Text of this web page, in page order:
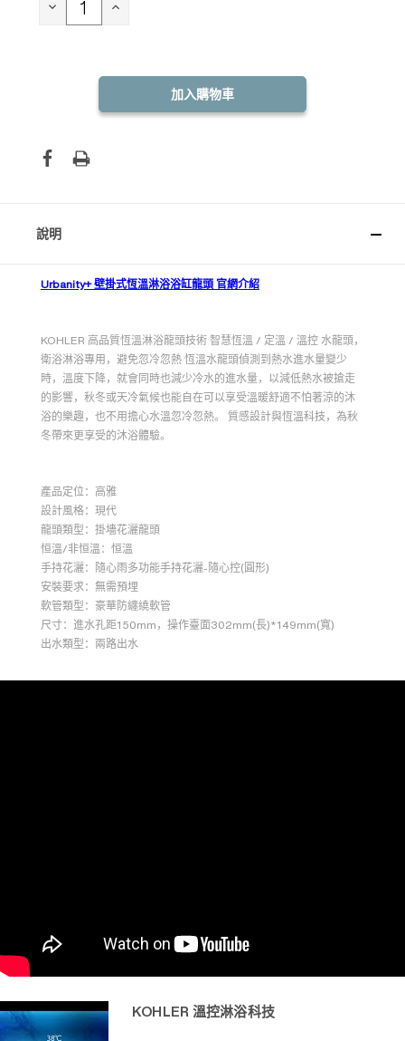
存：
減 增
說明
Urbanity+ 壁掛式恆溫淋浴浴缸龍頭 官網介紹
KOHLER 高品質恆溫淋浴龍頭技術 智慧恆溫 / 定溫 / 溫控 水龍頭，
衛浴淋浴專用，避免忽冷忽熱 恆溫水龍頭偵測到熱水進水量變少
時，溫度下降，就會同時也減少冷水的進水量，以減低熱水被搶走
的影響，秋冬或天冷氣候也能自在可以享受溫暖舒適不怕著涼的沐
浴的樂趣，也不用擔心水溫忽冷忽熱。 質感設計與恆溫科技，為秋
冬帶來更享受的沐浴體驗。
產品定位：高雅
設計風格：現代
龍頭類型：掛墻花灑龍頭
恒溫/非恒溫：恒溫
手持花灑：隨心雨多功能手持花灑-隨心控(圓形)
安裝要求：無需預埋
軟管類型：豪華防纏繞軟管
尺寸：進水孔距150mm，操作臺面302mm(長)*149mm(寬)
出水類型：兩路出水
KOHLER 溫控淋浴科技